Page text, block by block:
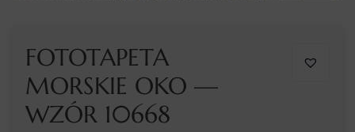
FOTOTAPETA
MORSKIE OKO —
WZÓR 10668